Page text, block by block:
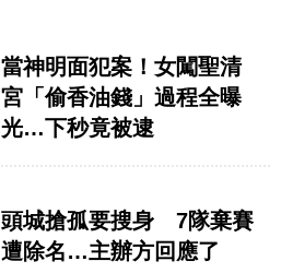
當神明面犯案！女闖聖清
宮「偷香油錢」過程全曝
光…下秒竟被逮
頭城搶孤要搜身 7隊棄賽
遭除名…主辦方回應了